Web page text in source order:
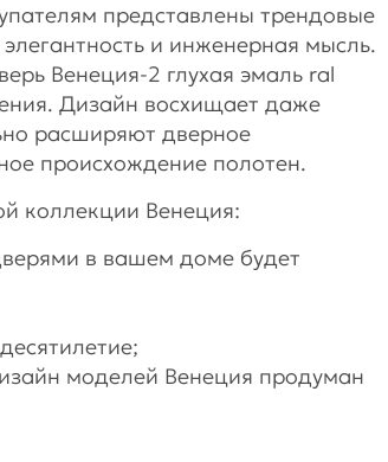
представлены трендовые
и инженерная мысль.
Венеция-2 глухая эмаль ral
Дизайн восхищает даже
расширяют дверное
происхождение полотен.
коллекции Венеция:
в вашем доме будет
моделей Венеция продуман